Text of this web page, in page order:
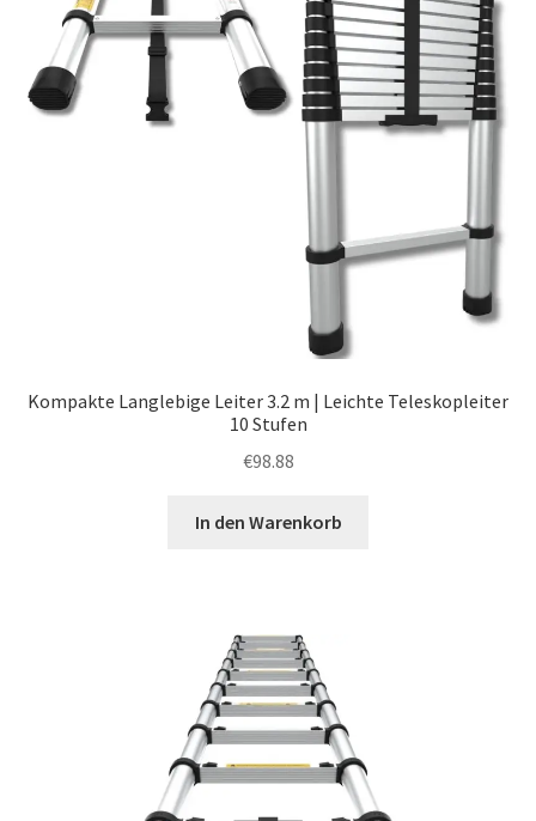
Kompakte Langlebige Leiter 3.2 m | Leichte Teleskopleiter
10 Stufen
€98.88
In den Warenkorb